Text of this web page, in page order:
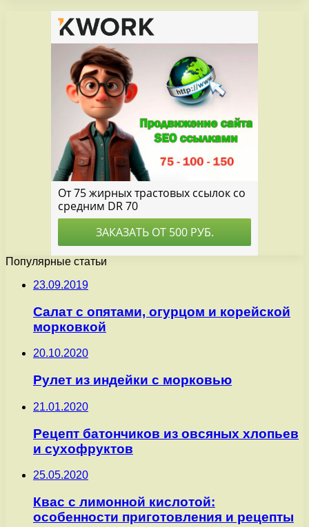
Популярные статьи
23.09.2019
Салат с опятами, огурцом и корейской
морковкой
20.10.2020
Рулет из индейки с морковью
21.01.2020
Рецепт батончиков из овсяных хлопьев
и сухофруктов
25.05.2020
Квас с лимонной кислотой:
особенности приготовления и рецепты